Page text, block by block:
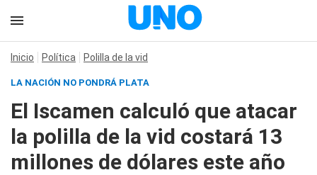
Inicio Política Polilla de la vid
LA NACIÓN NO PONDRÁ PLATA
El Iscamen calculó que atacar
la polilla de la vid costará 13
millones de dólares este año